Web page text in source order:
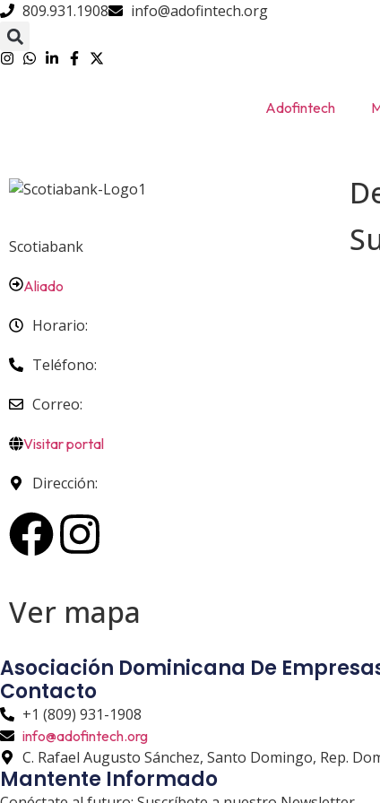
809.931.1908 info@adofintech.org
Adofintech
Scotiabank
Aliado
Horario:
Teléfono:
Correo:
Visitar portal
Dirección:
Ver mapa
Asociación Dominicana De
Contacto
+1 (809) 931-1908
info@adofintech.org
C. Rafael Augusto Sánchez, Santo Domingo, Rep.
Mantente Informado